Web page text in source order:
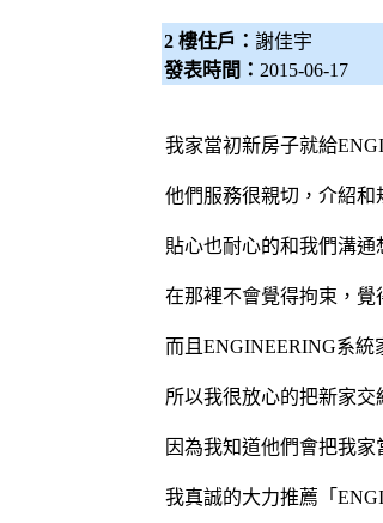
2 樓住戶： 謝佳宇
發表時間： 2015-06-17
我家當初新房子就給
他們服務很親切，介紹和
貼心也耐心的和我們溝通
在那裡不會覺得拘束，覺
而且ENGINEERING系統
所以我很放心的把新家交
因為我知道他們會把我
我真誠的大力推薦「